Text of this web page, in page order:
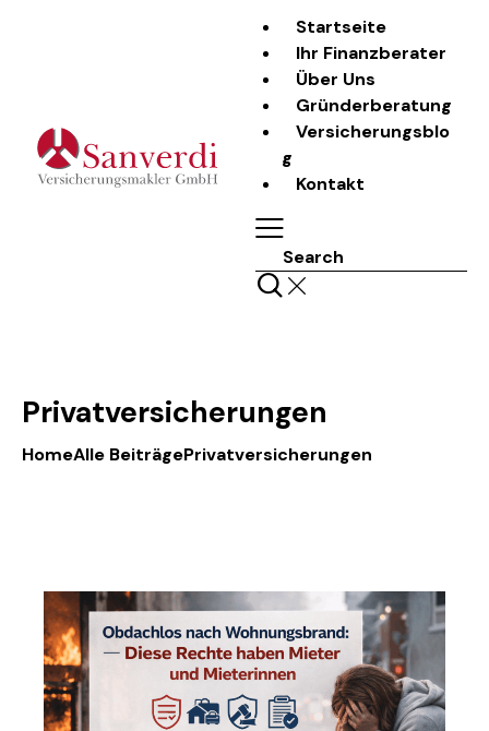
Startseite
Ihr Finanzberater
Über Uns
Gründerberatung
Versicherungsblo
g
Kontakt
Search
Privatversicherungen
HomeAlle BeiträgePrivatversicherungen